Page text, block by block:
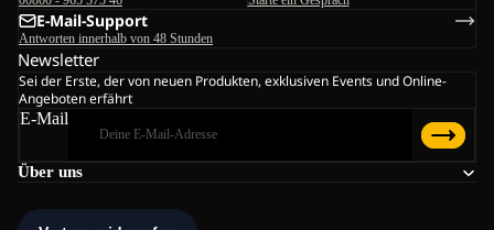
Über uns
E-Mail-Support
Antworten innerhalb von 48 Stunden
Newsletter
Sei der Erste, der von neuen Produkten, exklusiven Events und Online-
Angeboten erfährt
E-Mail